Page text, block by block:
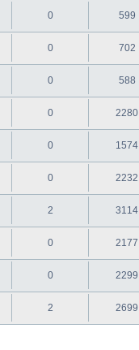
0 599
0 702
0 588
0 2280
0 1574
0 2232
2 3114
0 2177
0 2299
2 2699